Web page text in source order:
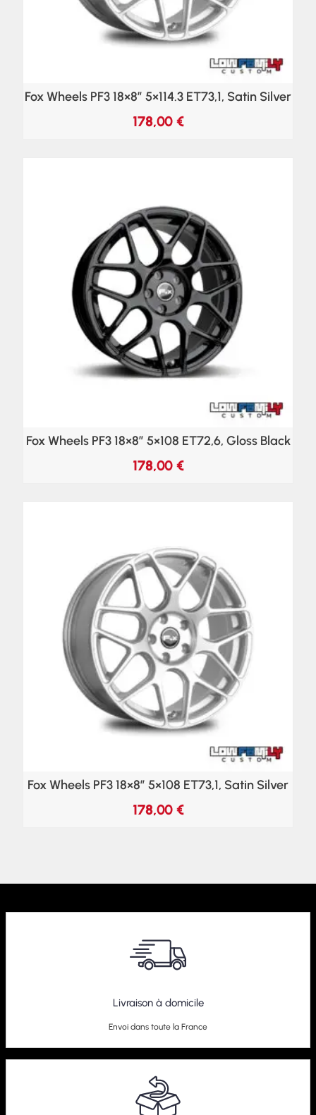
Fox Wheels PF3 18×8″ 5×114.3 ET73,1, Satin Silver
178,00 €
Fox Wheels PF3 18×8″ 5×108 ET72,6, Gloss Black
178,00 €
Fox Wheels PF3 18×8″ 5×108 ET73,1, Satin Silver
178,00 €
Livraison à domicile
Envoi dans toute la France